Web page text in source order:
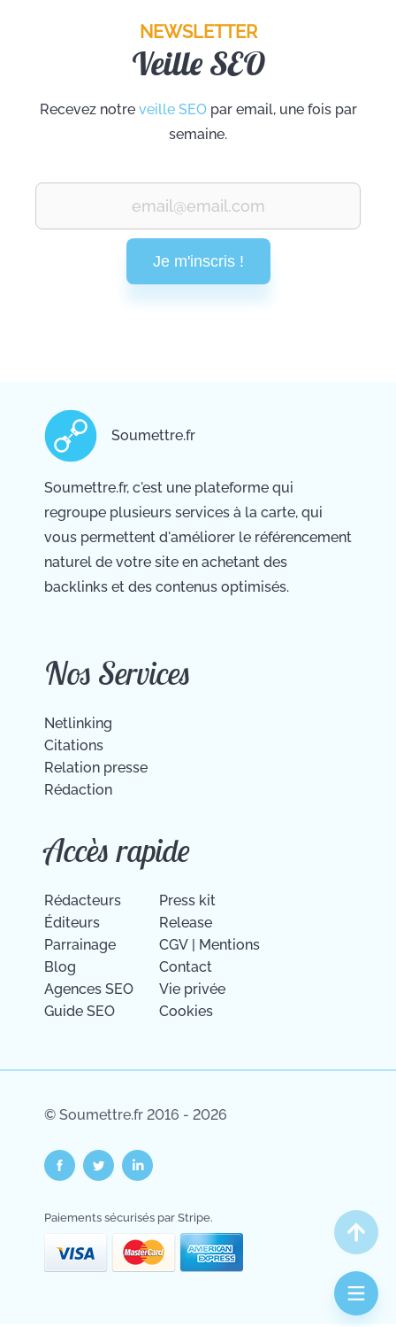
NEWSLETTER
Veille SEO
Recevez notre veille SEOpar email, une fois par
semaine.
Je m'inscris !
Soumettre.fr
Soumettre.fr, c'est une plateforme qui
regroupe plusieurs services à la carte, qui
vous permettent d'améliorer le référencement
naturel de votre site en achetant des
backlinks et des contenus optimisés.
Nos Services
Netlinking
Citations
Relation presse
Rédaction
Accès rapide
Rédacteurs
Éditeurs
Parrainage
Blog
Agences SEO
Guide SEO
Press kit
Release
CGV | Mentions
Contact
Vie privée
Cookies
© Soumettre.fr 2016 - 2026
Paiements sécurisés par Stripe.
les Cookies !
On a attendu d'être sûrs que le contenu de
ce site vous intéresse avant de vous
déranger, mais on aimerait bien vous accompagner pendant votre